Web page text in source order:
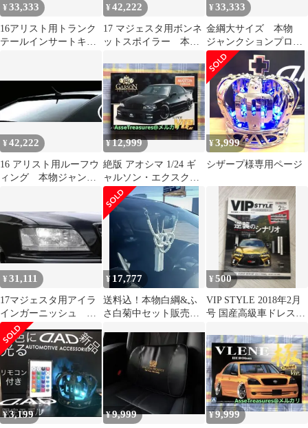
¥33,333
16アリスト用トランク
テールインサートキッ
¥42,222
17 マジェスタ用ボンネ
ットスポイラー 本物
ュース
¥33,333
金綱大サイズ 本物
ジャンクションプロデ
ュース
¥42,222
16 アリスト用ルーフウ
ィング 本物ジャンク
¥12,999
絶版 アオシマ 1/24 ギ
ャルソン・エクスクル
ーシブ UZS141 マジェ
スタ
¥3,999
シザープ様専用ページ
¥31,111
17マジェスタ用アイラ
インガーニッシュ 本
物 ジャンクションプ
ロデュース
¥ 17,777
送料込！本物白綱&ふ
さ白菊中セット販売
ュース
¥500
VIP STYLE 2018年2月
号 国産高級車ドレスア
¥3,199 ¥9,999 ¥9,999